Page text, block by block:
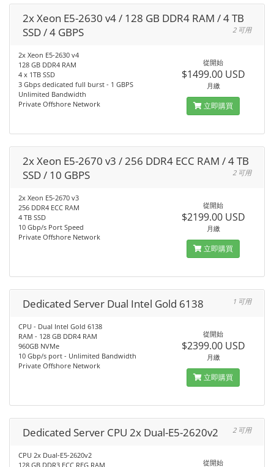
2x Xeon E5-2630 v4 / 128 GB DDR4 RAM / 4 TB
SSD / 4 GBPS
2 可用
2x Xeon E5-2630 v4
128 GB DDR4 RAM
4 x 1TB SSD
3 Gbps dedicated full burst - 1 GBPS
Unlimited Bandwidth
Private Offshore Network
從開始
$1499.00 USD
月繳
立即購買
2x Xeon E5-2670 v3 / 256 DDR4 ECC RAM / 4 TB
SSD / 10 GBPS
2 可用
2x Xeon E5-2670 v3
256 DDR4 ECC RAM
4 TB SSD
10 Gbp/s Port Speed
Private Offshore Network
從開始
$2199.00 USD
月繳
立即購買
Dedicated Server Dual Intel Gold 6138 1 可用
CPU - Dual Intel Gold 6138
RAM - 128 GB DDR4 RAM
960GB NVMe
10 Gbp/s port - Unlimited Bandwidth
Private Offshore Network
從開始
$2399.00 USD
月繳
立即購買
Dedicated Server CPU 2x Dual-E5-2620v2 2 可用
CPU 2x Dual-E5-2620v2
128 GB DDR3 ECC REG RAM
從開始